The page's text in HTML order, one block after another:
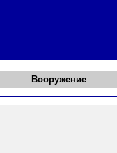
Вооружение